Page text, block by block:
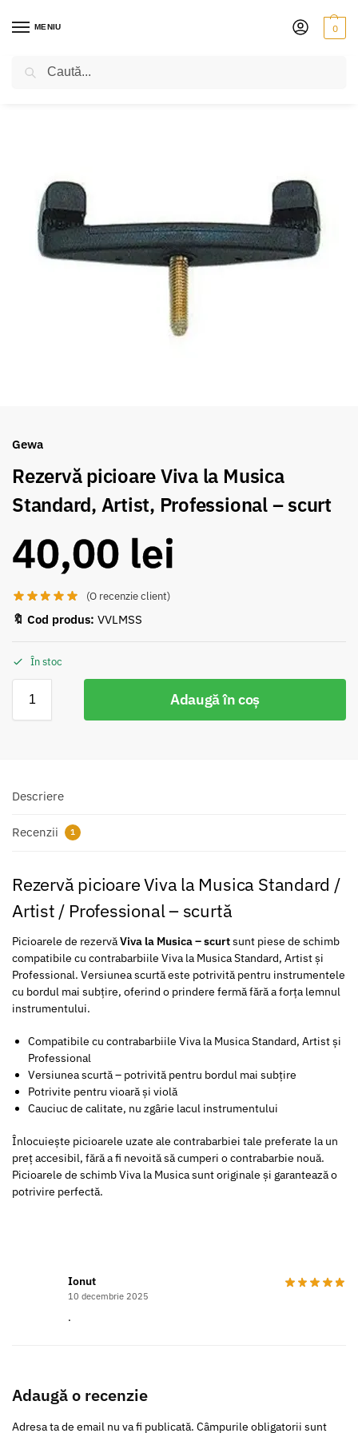
MENIU 0
Gewa
Rezervă picioare Viva la Musica
Standard, Artist, Professional – scurt
40,00 lei
(O recenzie client)
🔖 Cod produs: VVLMSS
În stoc
Adaugă în coș
Descriere
Recenzii 1
Rezervă picioare Viva la Musica Standard /
Artist / Professional – scurtă
Picioarele de rezervăViva la Musica – scurtsunt piese de schimb
compatibile cu contrabarbiile Viva la Musica Standard, Artist și
Professional. Versiunea scurtă este potrivită pentru instrumentele
cu bordul mai subțire, oferind o prindere fermă fără a forța lemnul
instrumentului.
Compatibile cu contrabarbiile Viva la Musica Standard, Artist și
Professional
Versiunea scurtă – potrivită pentru bordul mai subțire
Potrivite pentru vioară și violă
Cauciuc de calitate, nu zgârie lacul instrumentului
Înlocuiește picioarele uzate ale contrabarbiei tale preferate la un
preț accesibil, fără a fi nevoită să cumperi o contrabarbie nouă.
Picioarele de schimb Viva la Musica sunt originale și garantează o
potrivire perfectă.
Ionut
10 decembrie 2025
.
Adaugă o recenzie
Adresa ta de email nu va fi publicată. Câmpurile obligatorii sunt